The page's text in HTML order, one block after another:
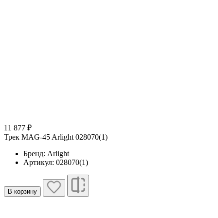
11 877 ₽
Трек MAG-45 Arlight 028070(1)
Бренд: Arlight
Артикул: 028070(1)
В корзину